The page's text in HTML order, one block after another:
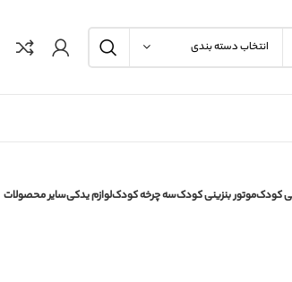
انتخاب دسته بندی
کودکموتور بنزینی کودکسه چرخه کودکلوازم یدکیسایر محصولات